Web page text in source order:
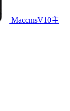
MaccmsV10主